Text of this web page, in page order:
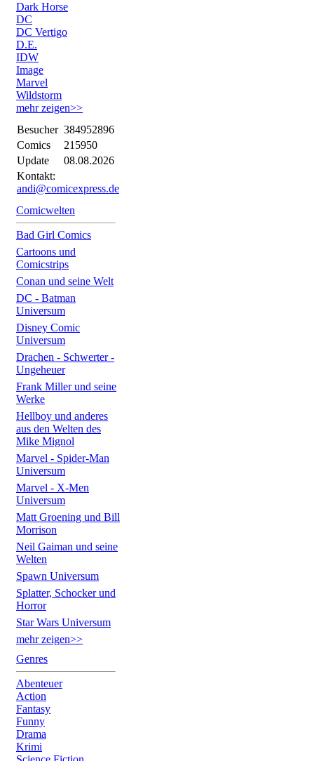
Dark Horse
DC
DC Vertigo
D.E.
IDW
Image
Marvel
Wildstorm
mehr zeigen>>
Besucher 384952896
Comics
215950
Update
08.08.2026
Kontakt:
andi@comicexpress.de
Comicwelten
Bad Girl Comics
Cartoons und
Comicstrips
Conan und seine Welt
DC - Batman
Universum
Disney Comic
Universum
Drachen - Schwerter -
Ungeheuer
Frank Miller und seine
Werke
Hellboy und anderes
aus den Welten des
Mike Mignol
Marvel - Spider-Man
Universum
Marvel - X-Men
Universum
Matt Groening und Bill
Morrison
Neil Gaiman und seine
Welten
Spawn Universum
Splatter, Schocker und
Horror
Star Wars Universum
mehr zeigen>>
Genres
Abenteuer
Action
Fantasy
Funny
Drama
Krimi